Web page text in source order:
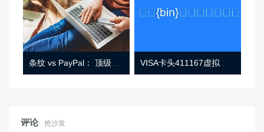
条纹 vs PayPal： 顶级功能， 定价 （和更多！ VISA卡头411167虚拟卡基础信息
评论 抢沙发